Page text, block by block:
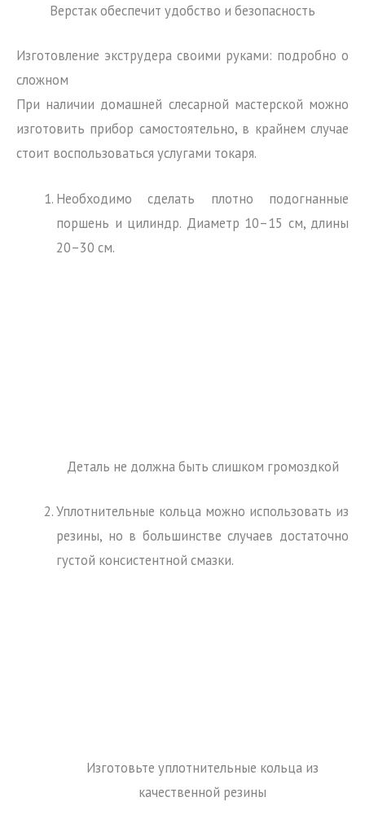
Верстак обеспечит удобство и безопасность
Изготовление экструдера своими руками: подробно о
сложном
При наличии домашней слесарной мастерской можно
изготовить прибор самостоятельно, в крайнем случае
стоит воспользоваться услугами токаря.
Необходимо сделать плотно подогнанные
поршень и цилиндр. Диаметр 10–15 см, длины
20–30 см.
Деталь не должна быть слишком громоздкой
Уплотнительные кольца можно использовать из
резины, но в большинстве случаев достаточно
густой консистентной смазки.
Изготовьте уплотнительные кольца из
качественной резины